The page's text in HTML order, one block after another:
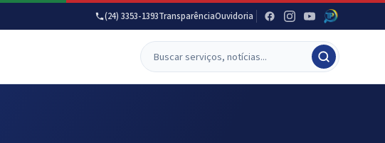
(24) 3353-1393TransparênciaOuvidoria